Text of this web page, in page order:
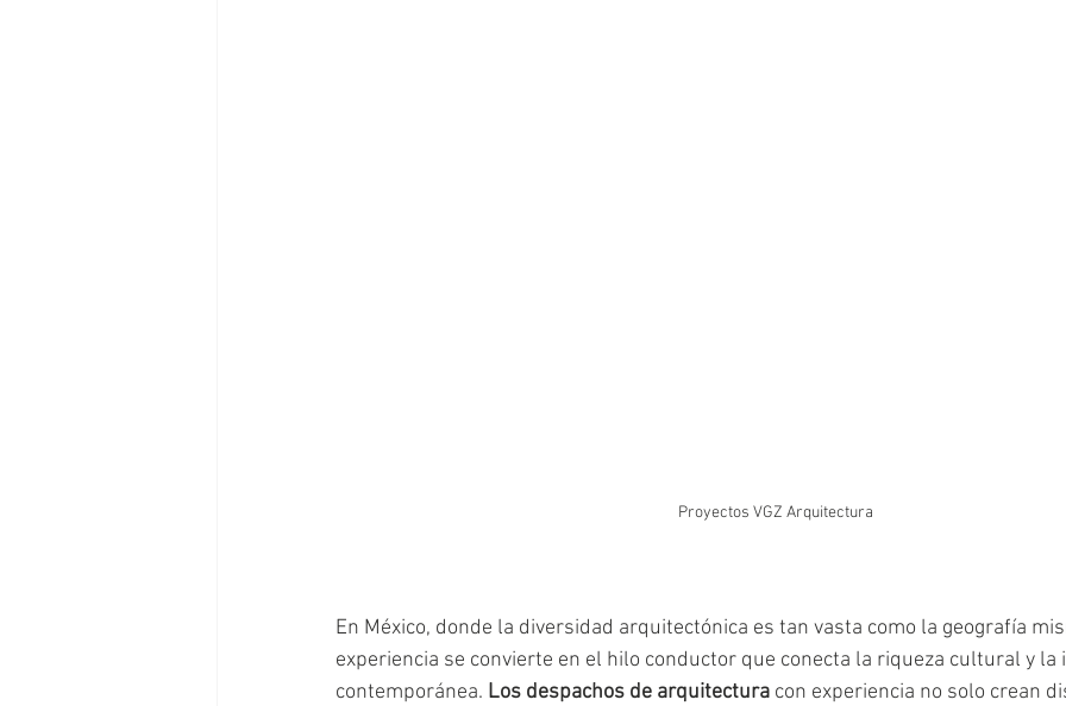
Proyectos VGZ Arquitectura
En México, donde la diversidad arquitectónica es tan vasta como la geografía
experiencia se convierte en el hilo conductor que conecta la riqueza cultural y la
contemporánea. Los despachos de arquitectura con experiencia no solo crean